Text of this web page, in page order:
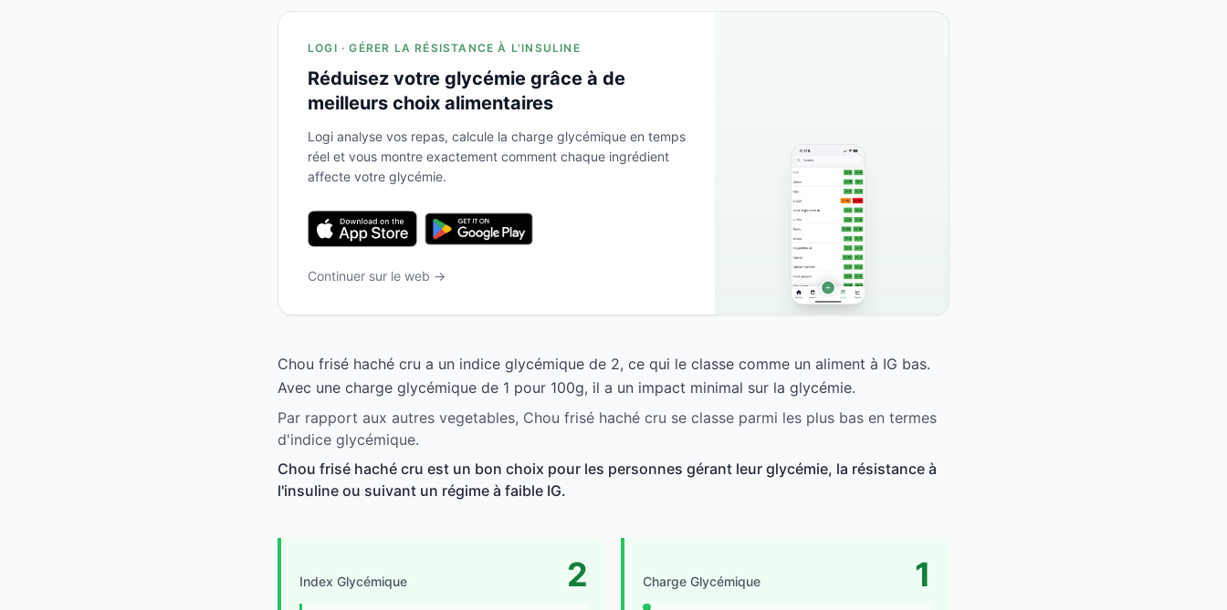
LOGI · GÉRER LA RÉSISTANCE À L'INSULINE
Réduisez votre glycémie grâce à de
meilleurs choix alimentaires
Logi analyse vos repas, calcule la charge glycémique en temps
réel et vous montre exactement comment chaque ingrédient
affecte votre glycémie.
Continuer sur le web →
Chou frisé haché cru a un indice glycémique de 2, ce qui le classe comme un aliment à IG bas.
Avec une charge glycémique de 1 pour 100g, il a un impact minimal sur la glycémie.
Par rapport aux autres vegetables, Chou frisé haché cru se classe parmi les plus bas en termes
d'indice glycémique.
Chou frisé haché cru est un bon choix pour les personnes gérant leur glycémie, la résistance à
l'insuline ou suivant un régime à faible IG.
Index Glycémique 2 Charge Glycémique 1